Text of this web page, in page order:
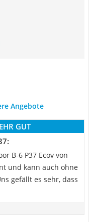
Angebote
GUT
B-6 P37 Ecov von
und kann auch ohne
gefällt es sehr, dass